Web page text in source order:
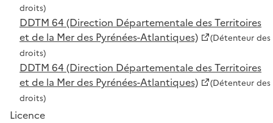
droits)
DDTM 64 (Direction Départementale des Territoires
et de la Mer des Pyrénées-Atlantiques)
(Détenteur des
droits)
DDTM 64 (Direction Départementale des Territoires
et de la Mer des Pyrénées-Atlantiques)
(Détenteur des
droits)
Licence